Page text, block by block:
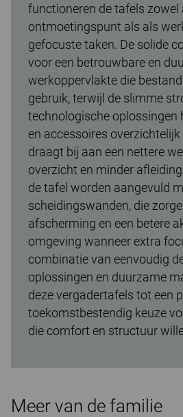
functioneren de tafels zowel
ontmoetingspunt als als
gefocuste taken. De solide
voor een betrouwbare en
werkoppervlakte die
gebruik, terwijl de slimme
technologische oplossingen
en accessoires
draagt bij aan een nettere
overzicht en minder
de tafel worden aangevuld
scheidingswanden, die
afscherming en een betere
omgeving wanneer extra
combinatie van eenvoudig
oplossingen en duurzame
deze vergadertafels tot een
toekomstbestendig keuze
die comfort en structuur
Meer van de familie